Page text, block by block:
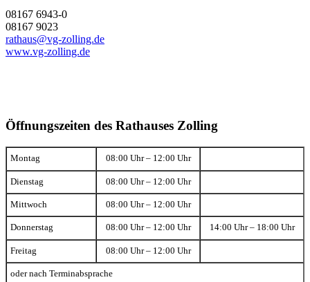
08167 6943-0
08167 9023
rathaus@vg-zolling.de
www.vg-zolling.de
Öffnungszeiten des Rathauses Zolling
Montag 08:00 Uhr – 12:00 Uhr
Dienstag 08:00 Uhr – 12:00 Uhr
Mittwoch 08:00 Uhr – 12:00 Uhr
Donnerstag 08:00 Uhr – 12:00 Uhr 14:00 Uhr – 18:00 Uhr
Freitag 08:00 Uhr – 12:00 Uhr
oder nach Terminabsprache